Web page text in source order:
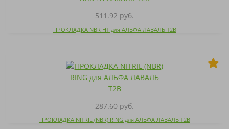
511.92 руб.
ПРОКЛАДКА NBR HT для АЛЬФА ЛАВАЛЬ T2B
287.60 руб.
ПРОКЛАДКА NITRIL (NBR) RING для АЛЬФА ЛАВАЛЬ T2B